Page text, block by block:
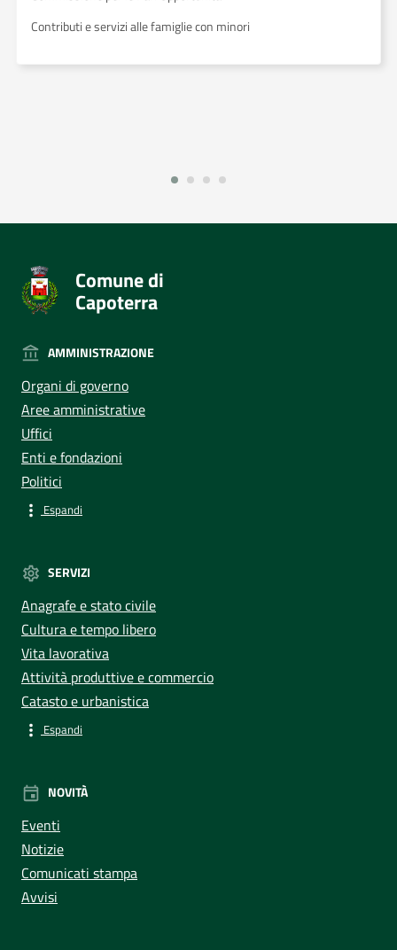
Contributi e servizi alle famiglie con minori
Comune di
Capoterra
AMMINISTRAZIONE
Organi di governo
Aree amministrative
Uffici
Enti e fondazioni
Politici
Espandi
SERVIZI
Anagrafe e stato civile
Cultura e tempo libero
Vita lavorativa
Attività produttive e commercio
Catasto e urbanistica
Espandi
NOVITÀ
Eventi
Notizie
Comunicati stampa
Avvisi